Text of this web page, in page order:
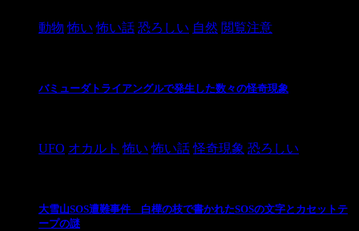
動物 怖い 怖い話 恐ろしい 自然 閲覧注意
バミューダトライアングルで発生した数々の怪奇現象
UFO オカルト 怖い 怖い話 怪奇現象 恐ろしい
大雪山SOS遭難事件 白樺の枝で書かれたSOSの文字とカセットテ
ープの謎